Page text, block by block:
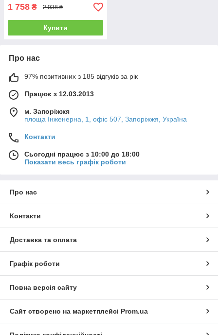
1 758 ₴ 2 038 ₴
Купити
Про нас
97% позитивних з 185 відгуків за рік
Працює з 12.03.2013
м. Запоріжжя
площа Інженерна, 1, офіс 507, Запоріжжя, Україна
Контакти
Сьогодні працює з 10:00 до 18:00
Показати весь графік роботи
Про нас
Контакти
Доставка та оплата
Графік роботи
Повна версія сайту
Сайт створено на маркетплейсі Prom.ua